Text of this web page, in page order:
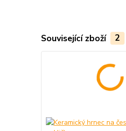
Související zboží 2